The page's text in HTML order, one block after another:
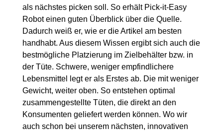
als nächstes picken soll. So erhält Pick-it-Easy
Robot einen guten Überblick über die Quelle.
Dadurch weiß er, wie er die Artikel am besten
handhabt. Aus diesem Wissen ergibt sich auch die
bestmögliche Platzierung im Zielbehälter bzw. in
der Tüte. Schwere, weniger empfindlichere
Lebensmittel legt er als Erstes ab. Die mit weniger
Gewicht, weiter oben. So entstehen optimal
zusammengestellte Tüten, die direkt an den
Konsumenten geliefert werden können. Wo wir
auch schon bei unserem nächsten, innovativen